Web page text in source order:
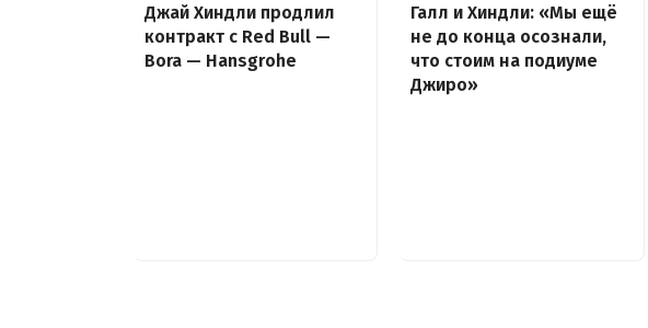
Джай Хиндли продлил
контракт с Red Bull —
Bora — Hansgrohe
Галл и Хиндли: «Мы ещё
не до конца осознали,
что стоим на подиуме
Джиро»